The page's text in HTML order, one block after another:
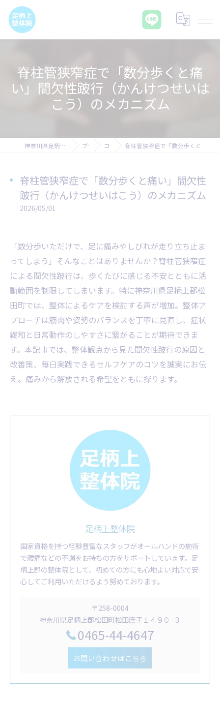
脊柱管狭窄症で「数分歩くと痛
い」間欠性跛行（かんけつせいは
こう）のメカニズム
神奈川県足柄上郡の腰痛なら足柄上整体院 ブログ コラム 脊柱管狭窄症で「数分歩くと痛い」間欠性跛行（かんけつせいはこう）のメカニズム
脊柱管狭窄症で「数分歩くと痛い」間欠性
跛行（かんけつせいはこう）のメカニズム
2026/05/01
「数分歩いただけで、足に痛みやしびれが走り立ち止ま
ってしまう」そんなことはありませんか？脊柱管狭窄症
による間欠性跛行は、歩くたびに感じる不安とともに活
動範囲を制限してしまいます。特に神奈川県足柄上郡松
田町では、整体によるケアを検討する声が増加。整体ア
プローチは筋肉や姿勢のバランスを丁寧に見直し、症状
緩和と日常動作のしやすさに繋がることが期待できま
す。本記事では、整体観点から見た間欠性跛行の原因と
改善策、毎日実践できるセルフケアのコツを誠実にお伝
え。痛みから解放される希望をともに探ります。
足柄上整体院
国家資格を持つ経験豊富なスタッフがオールハンドの施術
で腰痛などの不調をお持ちの方をサポートしています。足
柄上郡の整体院として、初めての方にも心地よい対応で安
心してご利用いただけるよう努めております。
〒258-0004
神奈川県足柄上郡松田町松田庶子１４９０−３
0465-44-4647
お問い合わせはこちら